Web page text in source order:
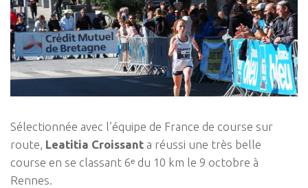
Sélectionnée avec l’équipe de France de course sur
route, Leatitia Croissant a réussi une très belle
course en se classant 6ᵉ du 10 km le 9 octobre à
Rennes.